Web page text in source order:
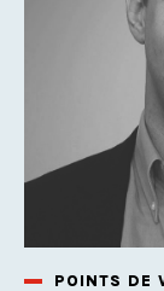
POINTS DE